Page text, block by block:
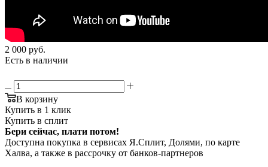
2 000 руб.
Есть в наличии
В корзину
Купить в 1 клик
Купить в сплит
Бери сейчас, плати потом!
Доступна покупка в сервисах Я.Сплит, Долями, по карте
Халва, а также в рассрочку от банков-партнеров